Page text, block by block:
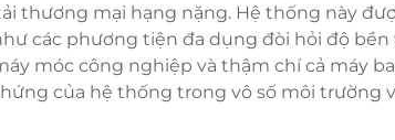
thương mại hạng nặng. Hệ thống này
các phương tiện đa dụng đòi hỏi độ
móc công nghiệp và thậm chí cả máy
của hệ thống trong vô số môi trường